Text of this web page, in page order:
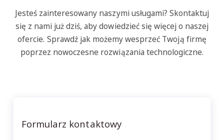
Jesteś zainteresowany naszymi usługami? Skontaktuj
się z nami już dziś, aby dowiedzieć się więcej o naszej
ofercie. Sprawdź jak możemy wesprzeć Twoją firmę
poprzez nowoczesne rozwiązania technologiczne.
Formularz kontaktowy